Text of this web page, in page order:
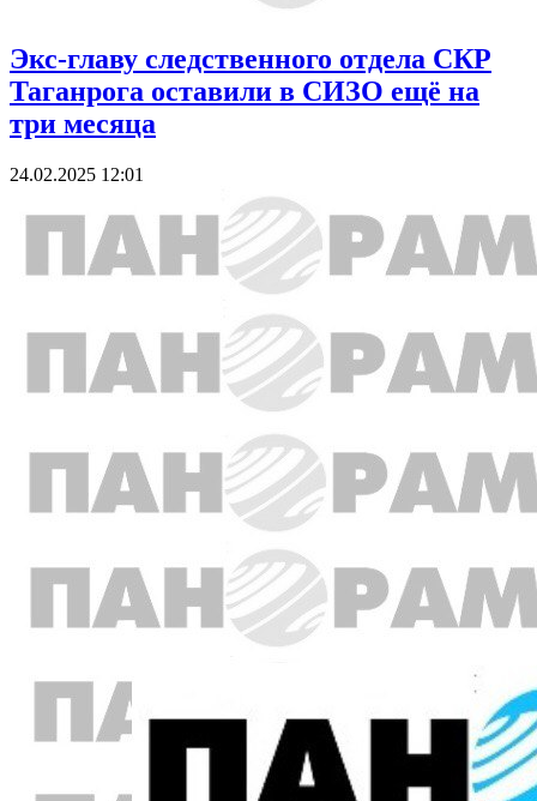
Экс-главу следственного отдела СКР
Таганрога оставили в СИЗО ещё на
три месяца
24.02.2025 12:01